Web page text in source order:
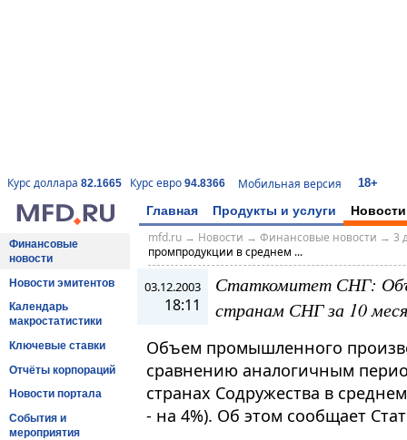
Курс доллара 82.1665 Курс евро 94.8366 Мобильная версия 18+
Главная Продукты и услуги Новости
Финансовые
новости
Новости эмитентов
Календарь
макростатистики
Ключевые ставки
Отчёты корпораций
Новости портала
События и
мероприятия
mfd.ru→ Новости → Финансовые новости → 3
промпродукции в среднем ...
03.12.2003
18:11
Статкомитет СНГ:
странам СНГ за 10
Объем промышленного
сравнению аналогичным
странах Содружества в
- на 4%). Об этом сообщает